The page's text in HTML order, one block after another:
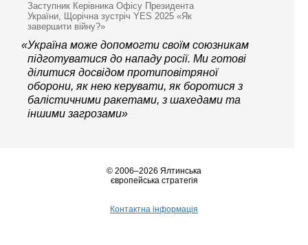
Заступник Керівника Офісу Президента
України, Щорічна зустріч YES 2025 «Як
завершити війну?»
«Україна може допомогти своїм союзникам
підготуватися до нападу росії. Ми готові
ділитися досвідом протиповітряної
оборони, як нею керувати, як боротися з
балістичними ракетами, з шахедами та
іншими загрозами»
© 2006–2026 Ялтинська
європейська стратегія
Контактна інформація